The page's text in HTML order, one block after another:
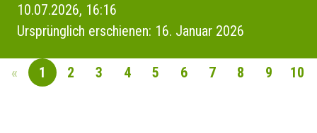
10.07.2026, 16:16
Ursprünglich erschienen: 16. Januar 2026
« 1 2 3 4 5 6 7 8 9 10